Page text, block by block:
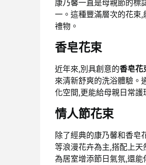
康乃馨一直是母親節的標
一。這種豐滿層次的花束
禮物。
香皂花束
近年來,別具創意的香皂花
來清新舒爽的洗浴體驗。
化空間,更能給母親日常
情人節花束
除了經典的康乃馨和香皂
等浪漫花卉為主,搭配上
為居室增添節日氣氛,還